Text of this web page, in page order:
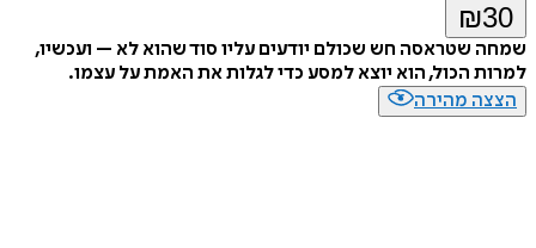
₪
שטראסה חש שכולם יודעים עליו סוד שהוא לא – ועכשיו,
הכול, הוא יוצא למסע כדי לגלות את האמת על עצמו.
מהירה